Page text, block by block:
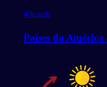
49cards
Países da